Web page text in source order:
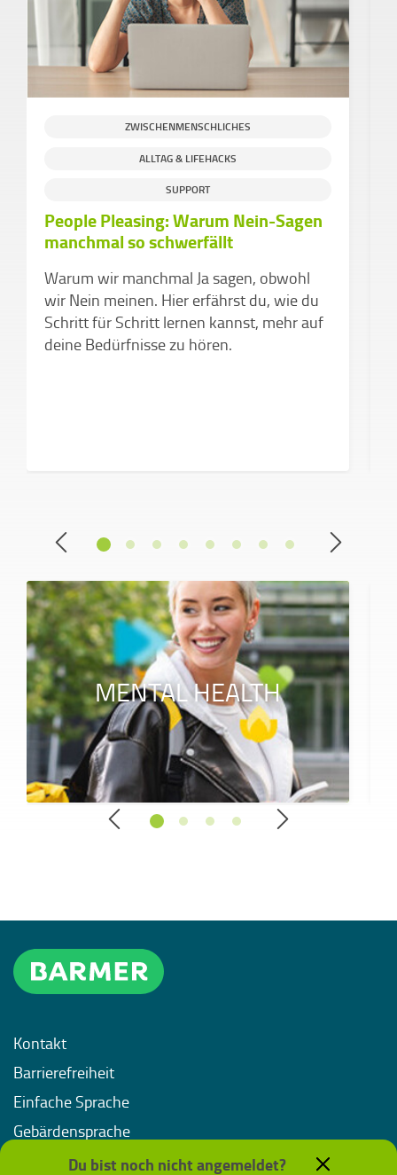
ZWISCHENMENSCHLICHES
ALLTAG & LIFEHACKS
SUPPORT
People Pleasing: Warum Nein-Sagen
manchmal so schwerfällt
Warum wir manchmal Ja sagen, obwohl
wir Nein meinen. Hier erfährst du, wie du
Schritt für Schritt lernen kannst, mehr auf
deine Bedürfnisse zu hören.
MENTAL HEALTH
Kontakt
Barrierefreiheit
Einfache Sprache
Gebärdensprache
ImpressumDu bist noch nicht angemeldet?